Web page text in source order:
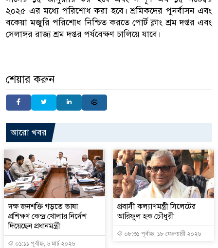
২০২৫ এর মধ্যে পরিশোধ করা হবে। শ্রমিকদের পুনর্বাসন এবং
বকেয়া মজুরি পরিশোধ নিশ্চিত করতে পোর্ট ক্লাং শ্রম দপ্তর এবং
সেলাঙ্গর রাজ্য শ্রম দপ্তর পর্যবেক্ষণ চালিয়ে যাবে।
শেয়ার করুন
আরো খবর
দক্ষ জনশক্তি গড়তে ভাষা
প্রশিক্ষণ কেন্দ্র খোলার নির্দেশ
দিয়েছেন প্রধানমন্ত্রী
০১:১১ পূর্বাহ্ন, ৬ মার্চ ২০২৬
প্রবাসী কল্যাণমন্ত্রী সিলেটের
আরিফুল হক চৌধুরী
০৮:৩১ পূর্বাহ্ন, ১৮ ফেব্রুয়ারী ২০২৬